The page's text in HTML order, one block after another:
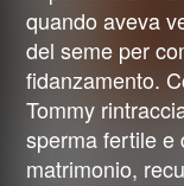
quando aveva
del seme per
fidanzamento.
Tommy
sperma fertile e
matrimonio,